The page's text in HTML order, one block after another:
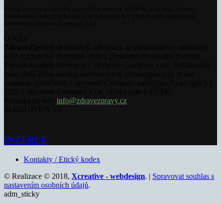
info@zdravezpravy.cz
INZERCE
Kontakty / Etický kodex
© Realizace © 2018, Xcreative - webdesign. | Spravovat souhlas s
nastavením osobních údajů.
adm_sticky